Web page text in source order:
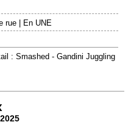
rue | En UNE
: Smashed - Gandini Juggling